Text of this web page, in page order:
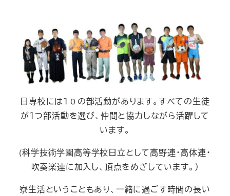
日専校には１０の部活動があります。すべての生徒
が１つ部活動を選び、仲間と協力しながら活躍して
います。
(科学技術学園高等学校日立として高野連・高体連・
吹奏楽連に加入し、頂点をめざしています。）
寮生活ということもあり、一緒に過ごす時間の長い